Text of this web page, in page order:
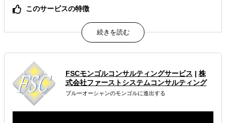
このサービスの特徴
日本法人代表者が現地在住し、すべてを管理。初動、レス
ポンスが速い。
属するジャンル
海外進出総合支援 海外市場調査・マーケティング
販路拡大（営業代行・販売代理店探し）
FSCモンゴルコンサルティングサービス | 株
式会社ファーストシステムコンサルティング
ブルーオーシャンのモンゴルに進出する